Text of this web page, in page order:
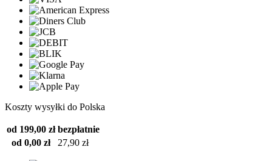
Koszty wysyłki do Polska
od 199,00 zł bezpłatnie
od 0,00 zł
27,90 zł